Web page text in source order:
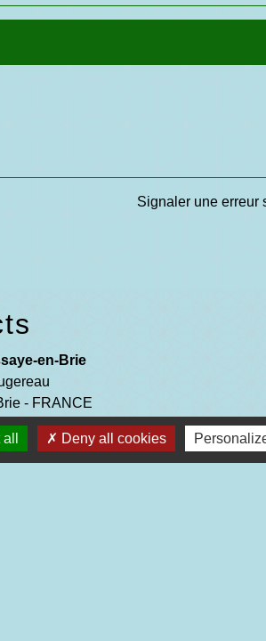
Signaler une erreur
en-Brie
- FRANCE
27
Deny all cookies